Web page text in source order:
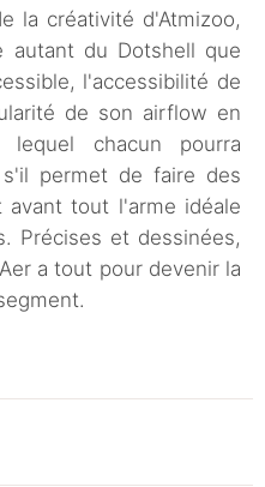
la créativité d'Atmizoo,
autant du Dotshell que
l'accessibilité de
de son airflow en
chacun pourra
permet de faire des
avant tout l'arme idéale
Précises et dessinées,
a tout pour devenir la